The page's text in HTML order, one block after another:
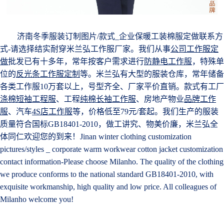
济南冬季服装订制图片/款式_企业保暖工装棉服定做联系方
式-请选择结实耐穿米兰弘工作服厂家。我们从事公司工作服定
做批发已有十多年，常年按客户需求进行防静电工作服，特殊单
位的反光条工作服定制 等。米兰弘有大型的服装仓库，常年储备
各类工作服10万套以上，号型齐全、厂家平价直销。款式有工厂
涤棉短袖工程服、工程纯棉长袖工作服、房地产物业品牌工作
服、汽车4S店工作服等，价格低至79元/套起。我们生产的服装
质量符合国标GB18401-2010，做工讲究、物美价廉，米兰弘全
体同仁欢迎您的到来！Jinan winter clothing customization
pictures/styles _ corporate warm workwear cotton jacket customization
contact information-Please choose Milanho. The quality of the clothing
we produce conforms to the national standard GB18401-2010, with
exquisite workmanship, high quality and low price. All colleagues of
Milanho welcome you!